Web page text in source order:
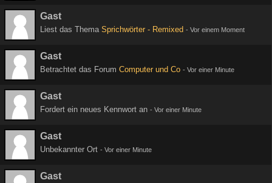
Gast
Liest das Thema Sprichwörter - Remixed - Vor einem Moment
Gast
Betrachtet das Forum Computer und Co - Vor einer Minute
Gast
Fordert ein neues Kennwort an - Vor einer Minute
Gast
Unbekannter Ort - Vor einer Minute
Gast